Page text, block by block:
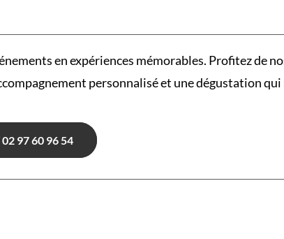
en expériences mémorables. Profitez de
personnalisé et une dégustation
02 97 60 96 54